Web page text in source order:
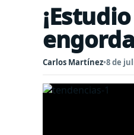
Carlos Martínez•8 de